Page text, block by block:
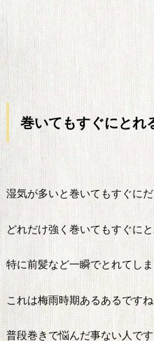
巻いてもすぐにとれ
湿気が多いと巻いてもすぐに
どれだけ強く巻いてもすぐにと
特に前髪など一瞬でとれてしま
これは梅雨時期あるあるですね
普段巻きで悩んだ事ない人で